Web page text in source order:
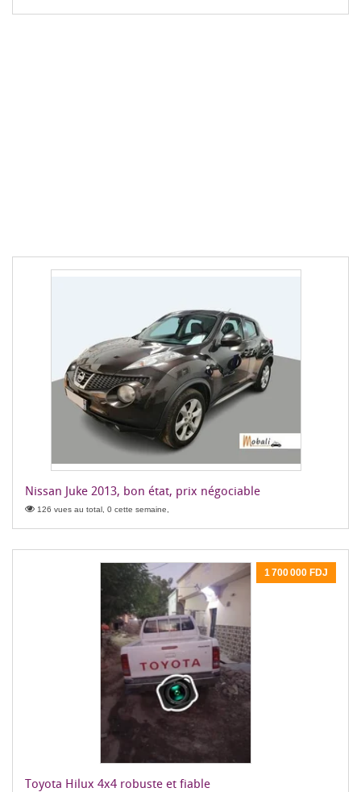
Nissan Juke 2013, bon état, prix négociable
126 vues au total, 0 cette semaine,
1 700 000 FDJ
Toyota Hilux 4x4 robuste et fiable